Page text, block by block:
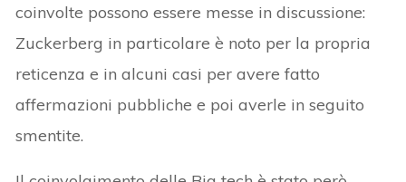
coinvolte possono essere messe in discussione:
Zuckerberg in particolare è noto per la propria
reticenza e in alcuni casi per avere fatto
affermazioni pubbliche e poi averle in seguito
smentite.